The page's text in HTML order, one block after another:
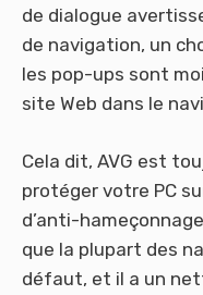
de dialogue
de navigation, un
les pop-ups sont
site Web dans le
Cela dit, AVG est
protéger votre PC
d’anti-
que la plupart des
défaut, et il a un